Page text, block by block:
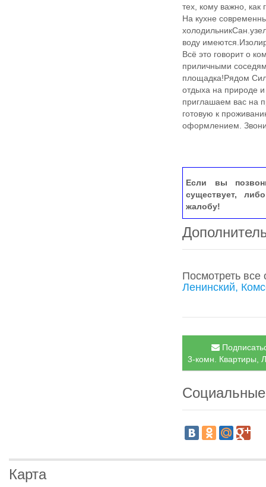
тех, кому важно, как
На кухне
воду
Всё это говорит о
приличными
площадка!Рядом
отдыха на природе
приглашаем вас на
готовую к
оформлением.
Если вы
существует,
жалобу!
Посмотреть
Ленинский,
3-комн. Квартиры,
Карта